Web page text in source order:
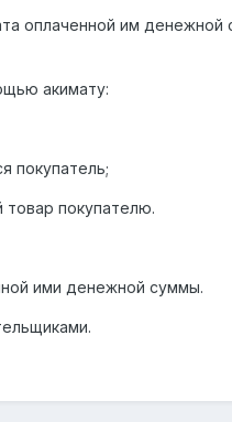
оплаченной им
акимату:
покупатель;
покупателю.
ими денежной суммы.